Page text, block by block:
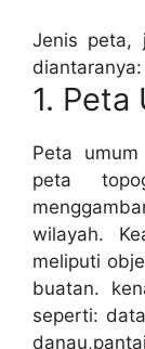
Jenis peta,
diantaranya:
1. Peta
Peta
peta
wilayah.
meliputi
buatan.
seperti: